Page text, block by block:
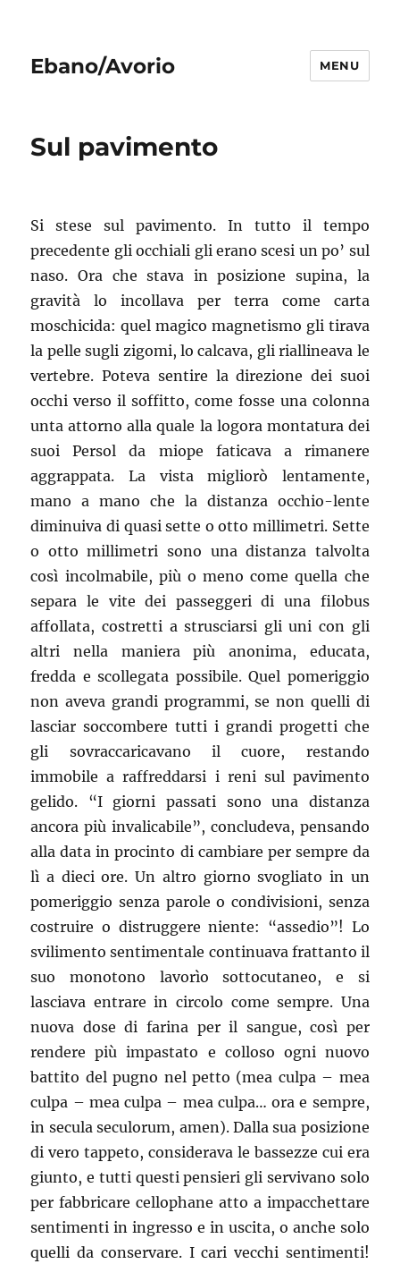
Ebano/Avorio MENU
Sul pavimento
Si stese sul pavimento. In tutto il tempo
precedente gli occhiali gli erano scesi un po’ sul
naso. Ora che stava in posizione supina, la
gravità lo incollava per terra come carta
moschicida: quel magico magnetismo gli tirava
la pelle sugli zigomi, lo calcava, gli riallineava le
vertebre. Poteva sentire la direzione dei suoi
occhi verso il soffitto, come fosse una colonna
unta attorno alla quale la logora montatura dei
suoi Persol da miope faticava a rimanere
aggrappata. La vista migliorò lentamente,
mano a mano che la distanza occhio-lente
diminuiva di quasi sette o otto millimetri. Sette
o otto millimetri sono una distanza talvolta
così incolmabile, più o meno come quella che
separa le vite dei passeggeri di una filobus
affollata, costretti a strusciarsi gli uni con gli
altri nella maniera più anonima, educata,
fredda e scollegata possibile. Quel pomeriggio
non aveva grandi programmi, se non quelli di
lasciar soccombere tutti i grandi progetti che
gli sovraccaricavano il cuore, restando
immobile a raffreddarsi i reni sul pavimento
gelido. “I giorni passati sono una distanza
ancora più invalicabile”, concludeva, pensando
alla data in procinto di cambiare per sempre da
lì a dieci ore. Un altro giorno svogliato in un
pomeriggio senza parole o condivisioni, senza
costruire o distruggere niente: “assedio”! Lo
svilimento sentimentale continuava frattanto il
suo monotono lavorìo sottocutaneo, e si
lasciava entrare in circolo come sempre. Una
nuova dose di farina per il sangue, così per
rendere più impastato e colloso ogni nuovo
battito del pugno nel petto (mea culpa – mea
culpa – mea culpa – mea culpa… ora e sempre,
in secula seculorum, amen). Dalla sua posizione
di vero tappeto, considerava le bassezze cui era
giunto, e tutti questi pensieri gli servivano solo
per fabbricare cellophane atto a impacchettare
sentimenti in ingresso e in uscita, o anche solo
quelli da conservare. I cari vecchi sentimenti!